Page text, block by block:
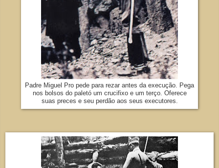
Padre Miguel Pro pede para rezar antes da execução. Pega
nos bolsos do paletó um crucifixo e um terço. Oferece
suas preces e seu perdão aos seus executores.